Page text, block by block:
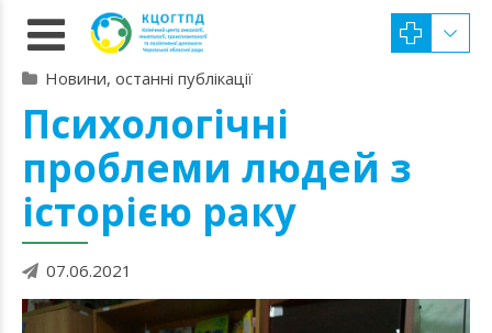
Новини, останні публікації
Психологічні
проблеми людей з
історією раку
07.06.2021